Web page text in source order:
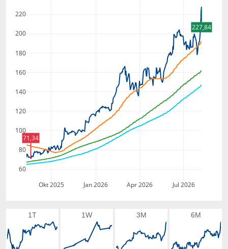
Okt 2025 Jan 2026 Apr 2026 Jul 2026
60
80
100
120
140
160
180
200
220
227,84
71,34
1T 1W 3M 6M